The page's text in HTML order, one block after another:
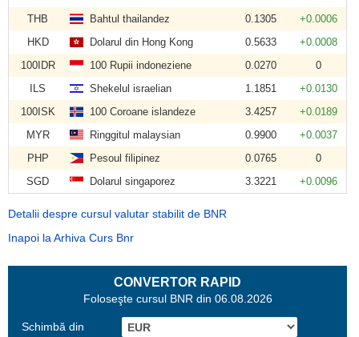
THB Bahtul thailandez 0.1305
+0.0006
HKD
Dolarul din Hong Kong 0.5633
+0.0008
100IDR
100 Rupii indoneziene 0.0270
0
ILS
Shekelul israelian 1.1851
+0.0130
100ISK
100 Coroane islandeze 3.4257
+0.0189
MYR
Ringgitul malaysian 0.9900
+0.0037
PHP
Pesoul filipinez 0.0765
0
SGD
Dolarul singaporez 3.3221 +0.0096
Detalii despre cursul valutar stabilit de BNR
Inapoi la Arhiva Curs Bnr
CONVERTOR RAPID
Foloseşte cursul BNR din 06.08.2026
Schimbă din